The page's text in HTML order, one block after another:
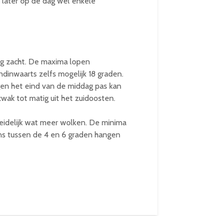
zacht. De maxima lopen
zelfs mogelijk 18 graden.
het eind van de middag pas kan
tot matig uit het zuidoosten.
wat meer wolken. De minima
tussen de 4 en 6 graden hangen